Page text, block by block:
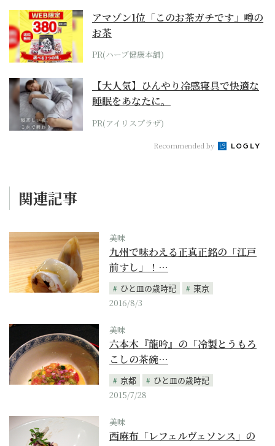
アマゾン1位「このお茶ガチです」噂の
お茶
PR(ハーブ健康本舗)
【大人気】ひんやり冷感寝具で快適な
睡眠をあなたに。
PR(アイリスプラザ)
Recommended by
関連記事
美味
九州で味わえる正真正銘の「江戸
前すし」！…
ひと皿の歳時記
東京
2016/8/3
美味
六本木『龍吟』の「冷製とうもろ
こしの茶碗…
京都
ひと皿の歳時記
2015/7/28
美味
西麻布「レフェルヴェソンス」の